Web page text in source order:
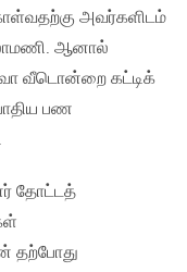
அவர்களிடம்
ஆனால்
வீடொன்றை கட்டிக்
பண
தோட்டத்
தற்போது